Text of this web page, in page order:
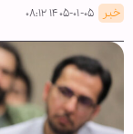
خبر ۱۴۰۵-۰۱-۰۵ ۰۸:۱۲